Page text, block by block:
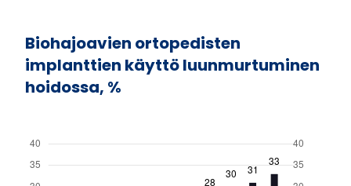
Biohajoavien ortopedisten
implanttien käyttö luunmurtuminen
hoidossa, %